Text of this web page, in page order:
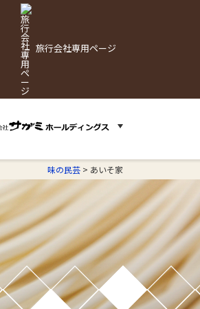
旅行会社専用ページ
味の民芸 > あいそ家